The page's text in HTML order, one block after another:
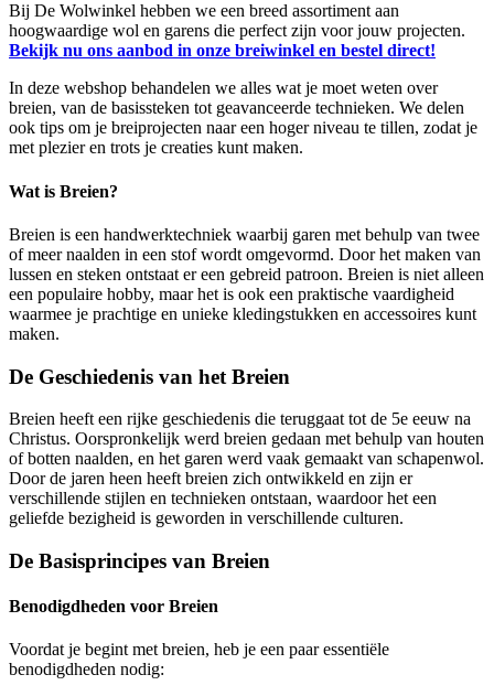
Bij De Wolwinkel hebben we een breed assortiment aan
hoogwaardige wol en garens die perfect zijn voor jouw projecten.
Bekijk nu ons aanbod in onze breiwinkel en bestel direct!
In deze webshop behandelen we alles wat je moet weten over
breien, van de basissteken tot geavanceerde technieken. We delen
ook tips om je breiprojecten naar een hoger niveau te tillen, zodat je
met plezier en trots je creaties kunt maken.
Wat is Breien?
Breien is een handwerktechniek waarbij garen met behulp van twee
of meer naalden in een stof wordt omgevormd. Door het maken van
lussen en steken ontstaat er een gebreid patroon. Breien is niet alleen
een populaire hobby, maar het is ook een praktische vaardigheid
waarmee je prachtige en unieke kledingstukken en accessoires kunt
maken.
De Geschiedenis van het Breien
Breien heeft een rijke geschiedenis die teruggaat tot de 5e eeuw na
Christus. Oorspronkelijk werd breien gedaan met behulp van houten
of botten naalden, en het garen werd vaak gemaakt van schapenwol.
Door de jaren heen heeft breien zich ontwikkeld en zijn er
verschillende stijlen en technieken ontstaan, waardoor het een
geliefde bezigheid is geworden in verschillende culturen.
De Basisprincipes van Breien
Benodigdheden voor Breien
Voordat je begint met breien, heb je een paar essentiële
benodigdheden nodig: